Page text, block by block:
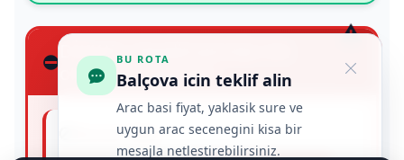
⛔ DİKKAT: Havalimanında risk
oluşturan seçimler
Korsan Taksi
BU ROTA
Balçova icin teklif alin
Arac basi fiyat, yaklasik sure ve
uygun arac secenegini kisa bir
mesajla netlestirebilirsiniz.